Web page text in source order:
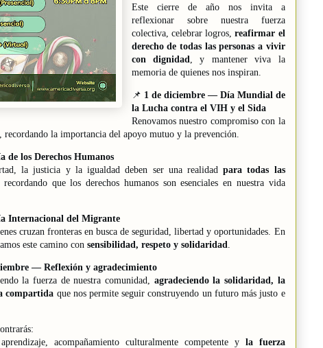
Este cierre de año nos invita a
reflexionar sobre nuestra fuerza
colectiva, celebrar logros,reafirmar el
derecho de todas las personas a vivir
con dignidad, y mantener viva la
memoria de quienes nos inspiran.
📌 1 de diciembre — Día Mundial de
la Lucha contra el VIH y el Sida
Renovamos nuestro compromiso con la
recordando la importancia del apoyo mutuo y la prevención.
de los Derechos Humanos
la justicia y la igualdad deben ser una realidadpara todas las
recordando que los derechos humanos son esenciales en nuestra vida
Internacional del Migrante
cruzan fronteras en busca de seguridad, libertad y oportunidades. En
este camino con sensibilidad, respeto y solidaridad.
— Reflexión y agradecimiento
la fuerza de nuestra comunidad, agradeciendo la solidaridad, la
compartida que nos permite seguir construyendo un futuro más justo e
acompañamiento culturalmente competente y la fuerza